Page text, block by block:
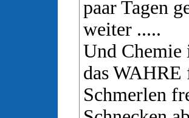
paar Tagen
weiter .....
Und Chemie
das
Schmerlen